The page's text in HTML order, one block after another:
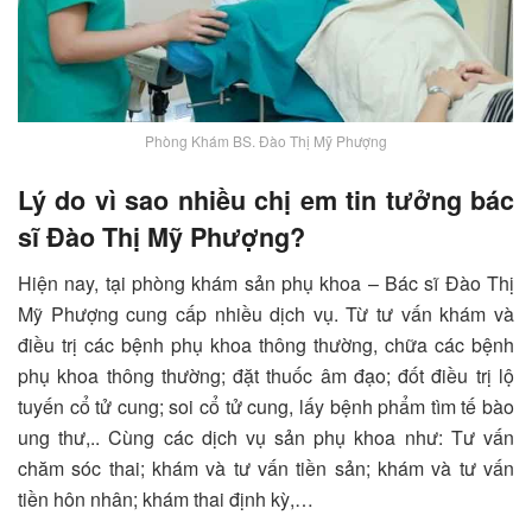
Phòng Khám BS. Đào Thị Mỹ Phượng
Lý do vì sao nhiều chị em tin tưởng bác
sĩ Đào Thị Mỹ Phượng?
Hiện nay, tại phòng khám sản phụ khoa – Bác sĩ Đào Thị
Mỹ Phượng cung cấp nhiều dịch vụ. Từ tư vấn khám và
điều trị các bệnh phụ khoa thông thường, chữa các bệnh
phụ khoa thông thường; đặt thuốc âm đạo; đốt điều trị lộ
tuyến cổ tử cung; soi cổ tử cung, lấy bệnh phẩm tìm tế bào
ung thư,.. Cùng các dịch vụ sản phụ khoa như: Tư vấn
chăm sóc thai; khám và tư vấn tiền sản; khám và tư vấn
tiền hôn nhân; khám thai định kỳ,…